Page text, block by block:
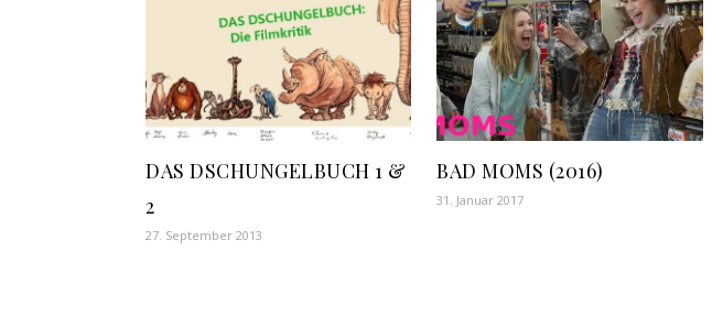
DAS DSCHUNGELBUCH 1 &
2
27. September 2013
BAD MOMS (2016)
31. Januar 2017